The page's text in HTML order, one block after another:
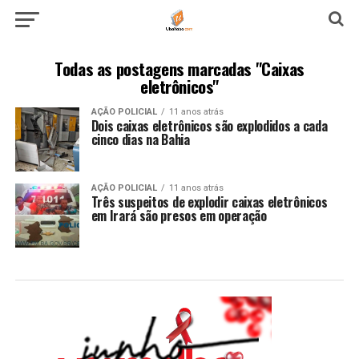
Todas as postagens marcadas "Caixas
eletrônicos"
AÇÃO POLICIAL 11 anos atrás
Dois caixas eletrônicos são explodidos a cada
cinco dias na Bahia
AÇÃO POLICIAL 11 anos atrás
Três suspeitos de explodir caixas eletrônicos
em Irará são presos em operação